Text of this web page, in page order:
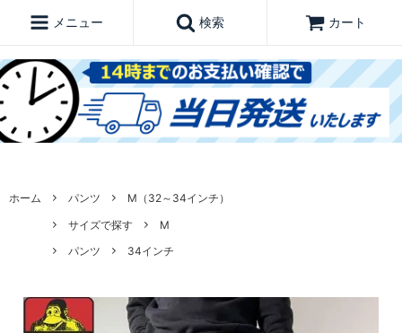
メニュー 検索 カート
ホーム パンツ
M（32～34インチ）
サイズで探す
M
パンツ
34インチ